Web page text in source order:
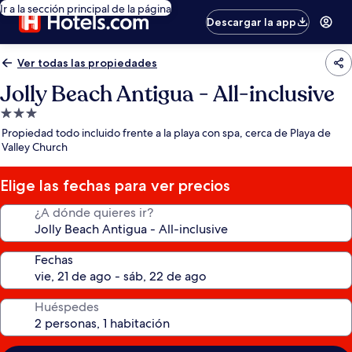
Ir a la sección principal de la página
Descargar la app
Ver todas las propiedades
Jolly Beach Antigua - All-inclusive
Propiedad
de
3.0
estrellas
Propiedad todo incluido frente a la playa con spa, cerca de Playa de
Valley Church
Elige las fechas para ver precios
¿A dónde quieres ir?
Fechas
Huéspedes